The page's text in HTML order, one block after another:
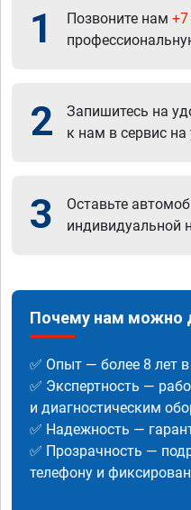
1 Позвоните нам +7
2
Запишитесь на
к нам в сервис
3
Оставьте
индивидуальной
Почему нам можно
✅ Опыт — более 8 лет
✅ Экспертность —
и диагностическим
✅ Надежность —
✅ Прозрачность —
телефону и